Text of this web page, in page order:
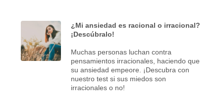
¿Mi ansiedad es racional o irracional?
¡Descúbralo!
Muchas personas luchan contra
pensamientos irracionales, haciendo que
su ansiedad empeore. ¡Descubra con
nuestro test si sus miedos son
irracionales o no!